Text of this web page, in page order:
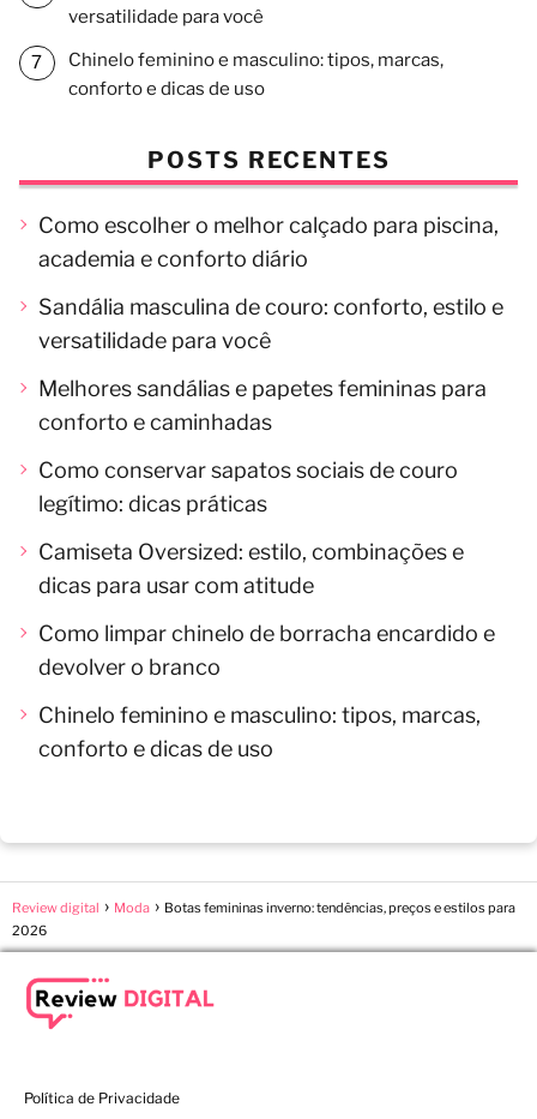
versatilidade para você
Chinelo feminino e masculino: tipos, marcas,
conforto e dicas de uso
POSTS RECENTES
Como escolher o melhor calçado para piscina,
academia e conforto diário
Sandália masculina de couro: conforto, estilo e
versatilidade para você
Melhores sandálias e papetes femininas para
conforto e caminhadas
Como conservar sapatos sociais de couro
legítimo: dicas práticas
Camiseta Oversized: estilo, combinações e
dicas para usar com atitude
Como limpar chinelo de borracha encardido e
devolver o branco
Chinelo feminino e masculino: tipos, marcas,
conforto e dicas de uso
Review digital Moda
Botas femininas inverno: tendências, preços e estilos para
2026
Política de Privacidade